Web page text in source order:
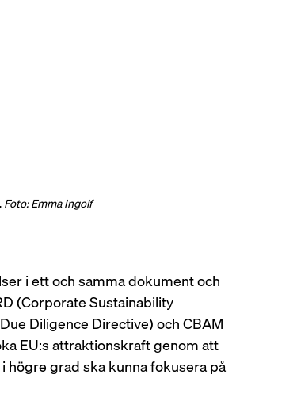
Foto: Emma Ingolf
i ett och samma dokument och
(Corporate Sustainability
Diligence Directive) och CBAM
EU:s attraktionskraft genom att
grad ska kunna fokusera på